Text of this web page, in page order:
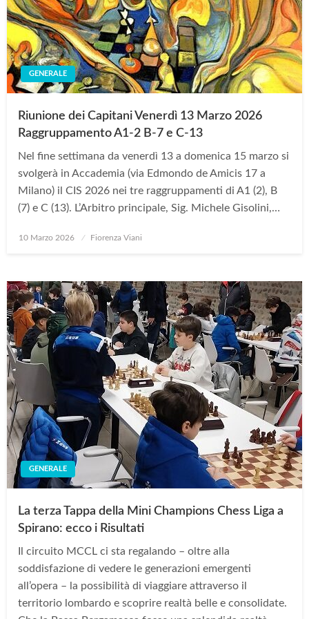
GENERALE
Riunione dei Capitani Venerdì 13 Marzo 2026
Raggruppamento A1-2 B-7 e C-13
Nel fine settimana da venerdì 13 a domenica 15 marzo si
svolgerà in Accademia (via Edmondo de Amicis 17 a
Milano) il CIS 2026 nei tre raggruppamenti di A1 (2), B
(7) e C (13). L’Arbitro principale, Sig. Michele Gisolini,…
Posted
10 Marzo 2026 Fiorenza Viani
GENERALE
La terza Tappa della Mini Champions Chess Liga a
Spirano: ecco i Risultati
Il circuito MCCL ci sta regalando – oltre alla
soddisfazione di vedere le generazioni emergenti
all’opera – la possibilità di viaggiare attraverso il
territorio lombardo e scoprire realtà belle e consolidate.